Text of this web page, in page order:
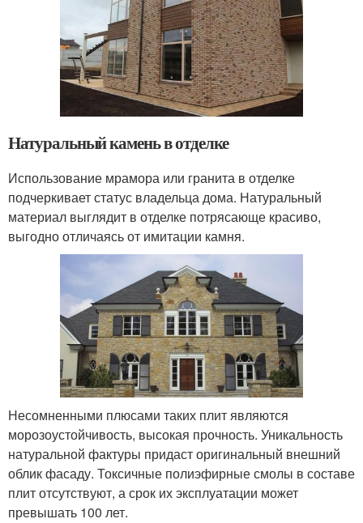
Натуральный камень в отделке
Использование мрамора или гранита в отделке
подчеркивает статус владельца дома. Натуральный
материал выглядит в отделке потрясающе красиво,
выгодно отличаясь от имитации камня.
Несомненными плюсами таких плит являются
морозоустойчивость, высокая прочность. Уникальность
натуральной фактуры придаст оригинальный внешний
облик фасаду. Токсичные полиэфирные смолы в составе
плит отсутствуют, а срок их эксплуатации может
превышать 100 лет.